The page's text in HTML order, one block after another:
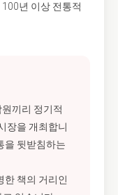
년 이상 전통적
끼리 정기적
장을 개최합니
을 뒷받침하는
한 책의 거리인